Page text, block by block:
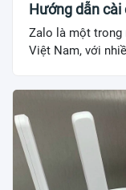
Hướng dẫn cài
Zalo là một trong
Việt Nam, với